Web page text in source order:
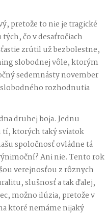
pretože to nie je tragické
čo v desaťročiach
zrútil už bezbolestne,
slobodnej vôle, ktorým
sedemnásty november
slobodného rozhodnutia
druhej boja. Jednu
tí, ktorých taký sviatok
spoločnosť ovládne tá
Ani nie. Tento rok
verejnosťou z rôznych
slušnosť a tak ďalej,
možno ilúzia, pretože v
ktoré nemáme nijaký